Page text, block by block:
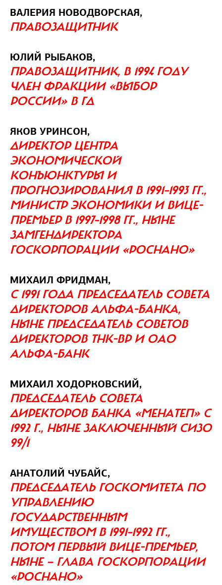
ВАЛЕРИЯ НОВОДВОРСКАЯ,
ПРАВОЗАЩИТНИК
ЮЛИЙ РЫБАКОВ,
ПРАВОЗАЩИТНИК, В 1994 ГОДУ
ЧЛЕН ФРАКЦИИ «ВЫБОР
РОССИИ» В ГД
ЯКОВ УРИНСОН,
ДИРЕКТОР ЦЕНТРА
ЭКОНОМИЧЕСКОЙ
КОНЪЮНКТУРЫ И
ПРОГНОЗИРОВАНИЯ В 1991–1993 ГГ.,
МИНИСТР ЭКОНОМИКИ И ВИЦЕ-
ПРЕМЬЕР В 1997–1998 ГГ., НЫНЕ
ЗАМГЕНДИРЕКТОРА
ГОСКОРПОРАЦИИ «РОСНАНО»
МИХАИЛ ФРИДМАН,
С 1991 ГОДА ПРЕДСЕДАТЕЛЬ СОВЕТА
ДИРЕКТОРОВ АЛЬФА-БАНКА,
НЫНЕ ПРЕДСЕДАТЕЛЬ СОВЕТОВ
ДИРЕКТОРОВ ТНК‑ВР И ОАО
АЛЬФА‑БАНК
МИХАИЛ ХОДОРКОВСКИЙ,
ПРЕДСЕДАТЕЛЬ СОВЕТА
ДИРЕКТОРОВ БАНКА «МЕНАТЕП» C
1992 Г., НЫНЕ ЗАКЛЮЧЕННЫЙ СИЗО
99/1
АНАТОЛИЙ ЧУБАЙС,
ПРЕДСЕДАТЕЛЬ ГОСКОМИТЕТА ПО
УПРАВЛЕНИЮ
ГОСУДАРСТВЕННЫМ
ИМУЩЕСТВОМ В 1991–1992 ГГ.,
ПОТОМ ПЕРВЫЙ ВИЦЕ-ПРЕМЬЕР,
НЫНЕ — ГЛАВА ГОСКОРПОРАЦИИ
«РОСНАНО»